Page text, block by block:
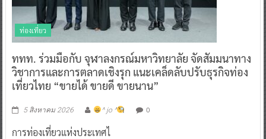
ท่องเที่ยว
ททท. ร่วมมือกับ จุฬาลงกรณ์มหาวิทยาลัย จัดสัมมนาทาง
วิชาการและการตลาดเชิงรุก แนะเคล็ดลับปรับธุรกิจท่อง
เที่ยวไทย “ขายได้ ขายดี ขายนาน”
5 สิงหาคม 2026 ^ jo ^ 0
การท่องเที่ยวแห่งประเทศไ